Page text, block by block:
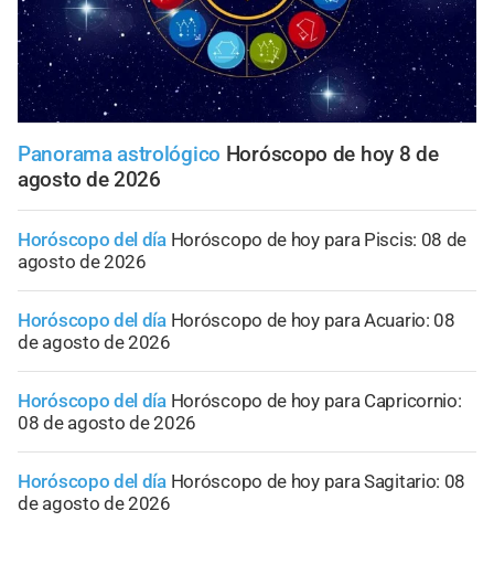
Panorama astrológico Horóscopo de hoy 8 de
agosto de 2026
Horóscopo del día Horóscopo de hoy para Piscis: 08 de
agosto de 2026
Horóscopo del día Horóscopo de hoy para Acuario: 08
de agosto de 2026
Horóscopo del día Horóscopo de hoy para Capricornio:
08 de agosto de 2026
Horóscopo del día Horóscopo de hoy para Sagitario: 08
de agosto de 2026